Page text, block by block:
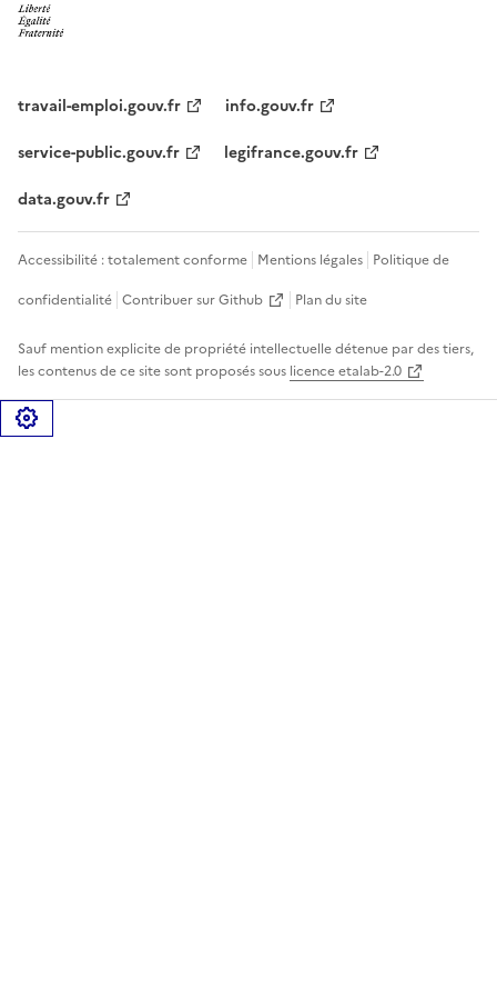
travail-emploi.gouv.fr
info.gouv.fr
service-public.gouv.fr
legifrance.gouv.fr
data.gouv.fr
Accessibilité : totalement conforme Mentions légales Politique de
confidentialité Contribuer sur Github Plan du site
Sauf mention explicite de propriété intellectuelle détenue par des tiers,
les contenus de ce site sont proposés sous licence etalab-2.0
Gérer les cookies